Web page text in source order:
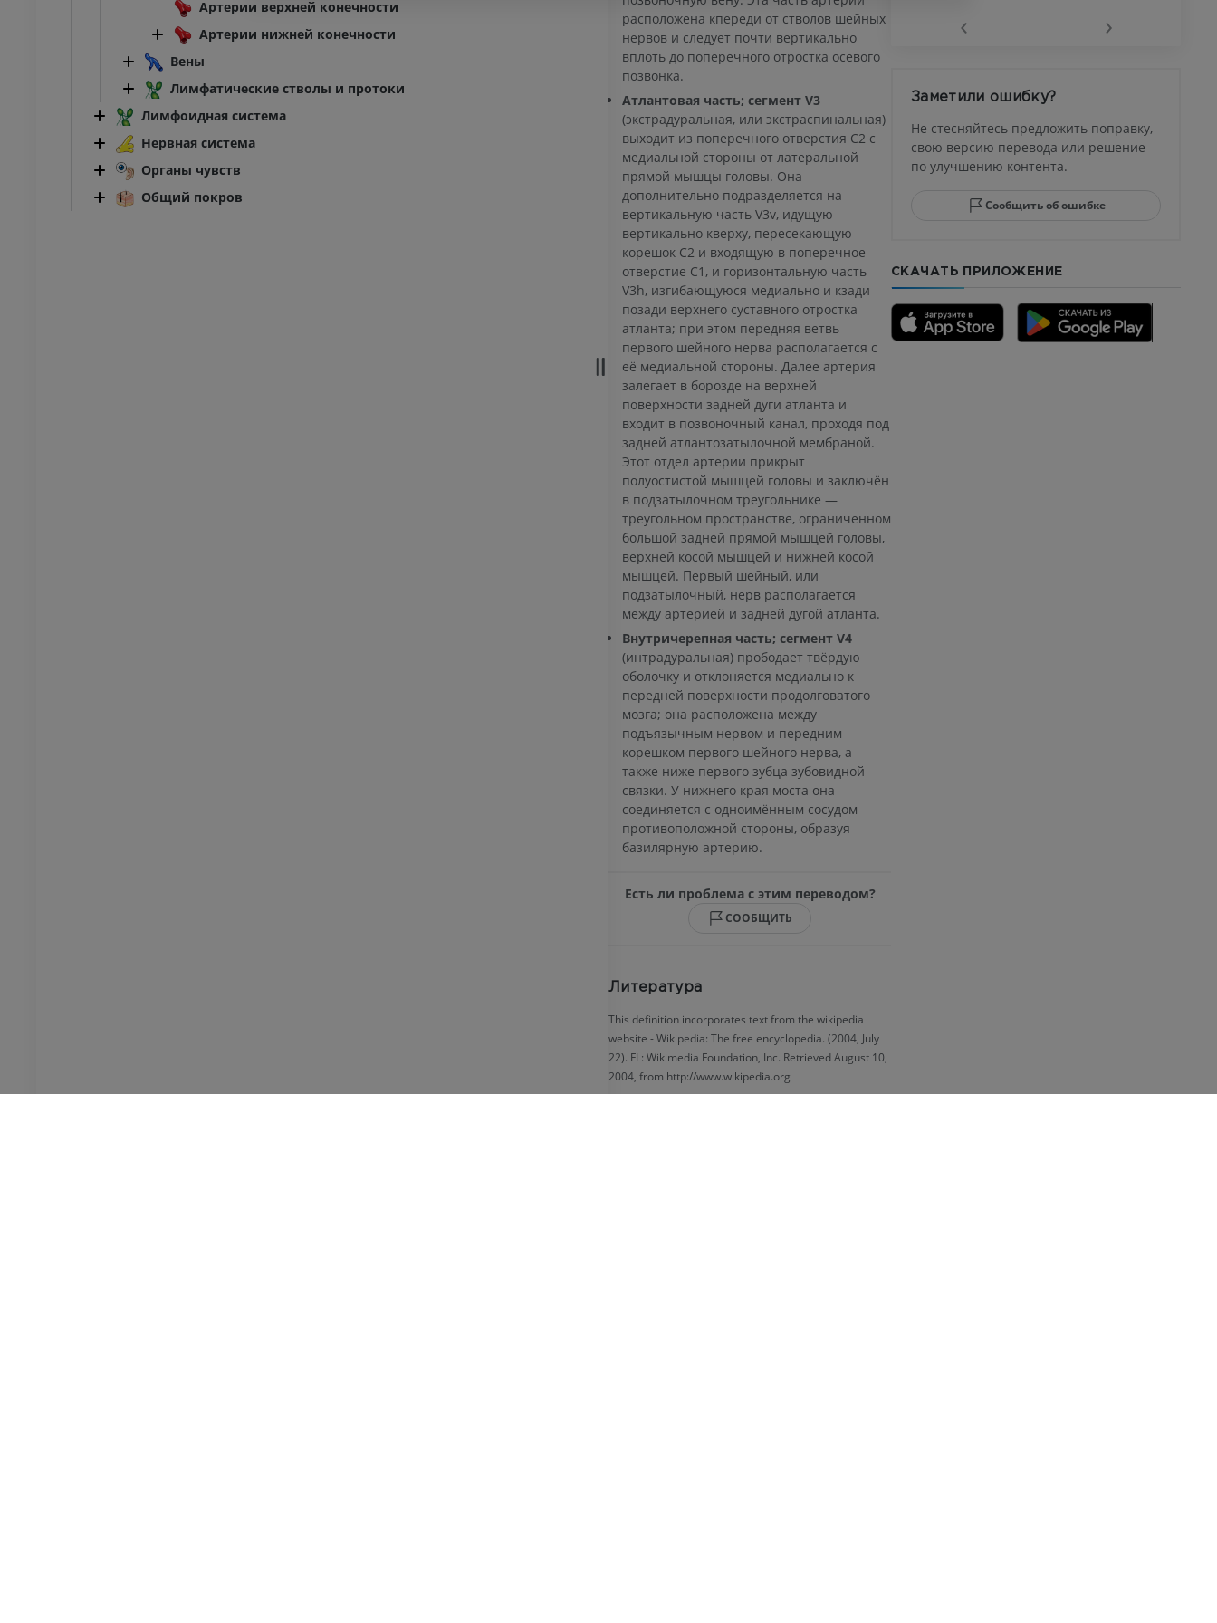
Артерии верхней конечности
Артерии нижней конечности
Вены
Лимфатические стволы и протоки
Лимфоидная система
Нервная система
Органы чувств
Общий покров
расположена кпереди от стволов шейных
нервов и следует почти вертикально
вплоть до поперечного отростка осевого
позвонка.
Атлантовая часть; сегмент V3
(экстрадуральная, или экстраспинальная)
выходит из поперечного отверстия C2 с
медиальной стороны от латеральной
прямой мышцы головы. Она
дополнительно подразделяется на
вертикальную часть V3v, идущую
вертикально кверху, пересекающую
корешок C2 и входящую в поперечное
отверстие C1, и горизонтальную часть
V3h, изгибающуюся медиально и кзади
позади верхнего суставного отростка
атланта; при этом передняя ветвь
первого шейного нерва располагается с
её медиальной стороны. Далее артерия
залегает в борозде на верхней
поверхности задней дуги атланта и
входит в позвоночный канал, проходя под
задней атлантозатылочной мембраной.
Этот отдел артерии прикрыт
полуостистой мышцей головы и заключён
в подзатылочном треугольнике —
треугольном пространстве, ограниченном
большой задней прямой мышцей головы,
верхней косой мышцей и нижней косой
мышцей. Первый шейный, или
подзатылочный, нерв располагается
между артерией и задней дугой атланта.
Внутричерепная часть; сегмент V4
(интрадуральная) прободает твёрдую
оболочку и отклоняется медиально к
передней поверхности продолговатого
мозга; она расположена между
подъязычным нервом и передним
корешком первого шейного нерва, а
также ниже первого зубца зубовидной
связки. У нижнего края моста она
соединяется с одноимённым сосудом
противоположной стороны, образуя
базилярную артерию.
Есть ли проблема с этим переводом?
СООБЩИТЬ
Литература
This definition incorporates text from the wikipedia
website - Wikipedia: The free encyclopedia. (2004, July
22). FL: Wikimedia Foundation, Inc. Retrieved August 10,
2004, from http://www.wikipedia.org
Иллюстрации
ПРЕМИУМ
Ankle and foot CT
Ангиография артерий
Visible Human Project
ПРЕМИУМ
КТ артрограмма
ПРЕМИУМ
МРТ предплюсны и
MPT
ПРЕМИУМ
МРТ переднего отдела
стопы
MPT
ПРЕМИУМ
Lower limb CTA
KT
ПРЕМИУМ
Голень (артерии и
кости)
KT
БЕСПЛАТНО
Ангиография артерий
нижних конечностей
Ангиография
БЕСПЛАТНО
‹ ›
Заметили ошибку?
Не стесняйтесь предложить поправку,
свою версию перевода или решение
по улучшению контента.
Сообщить об ошибке
СКАЧАТЬ ПРИЛОЖЕНИЕ